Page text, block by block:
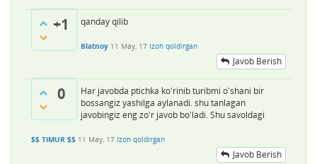
+1 qanday qilib
Blatnoy 11 May, 17 Izoh qoldirgan
Javob Berish
0
Har javobda ptichka ko'rinib turibmi o'shani bir
bossangiz yashilga aylanadi. shu tanlagan
javobingiz eng zo'r javob bo'ladi. Shu savoldagi
$$ TIMUR $$ 11 May, 17 Izoh qoldirgan
Javob Berish